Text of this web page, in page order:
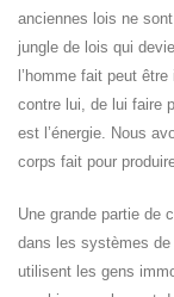
anciennes lois ne
jungle de lois qui
l’homme fait peut
contre lui, de lui faire
est l’énergie. Nous
corps fait pour
Une grande partie de
dans les systèmes
utilisent les gens